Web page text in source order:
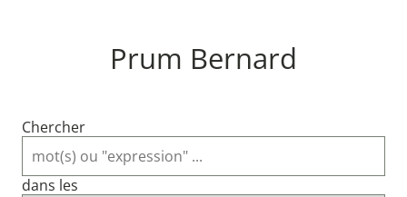
Prum Bernard
Chercher
dans les